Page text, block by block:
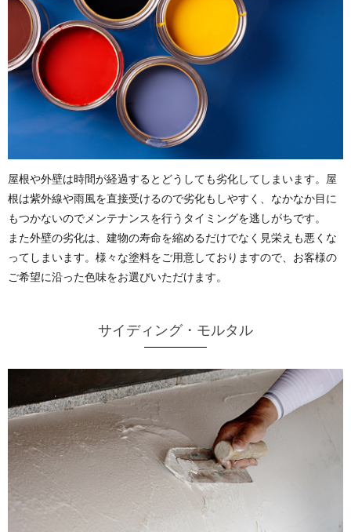
屋根や外壁は時間が経過するとどうしても劣化してしまいます。屋
根は紫外線や雨風を直接受けるので劣化もしやすく、なかなか目に
もつかないのでメンテナンスを行うタイミングを逃しがちです。
また外壁の劣化は、建物の寿命を縮めるだけでなく見栄えも悪くな
ってしまいます。様々な塗料をご用意しておりますので、お客様の
ご希望に沿った色味をお選びいただけます。
サイディング・モルタル